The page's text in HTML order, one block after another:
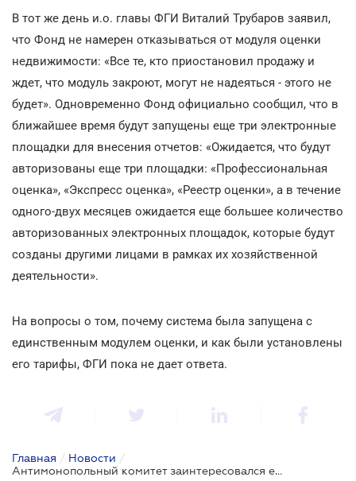
В тот же день и.о. главы ФГИ Виталий Трубаров заявил,
что Фонд не намерен отказываться от модуля оценки
недвижимости: «Все те, кто приостановил продажу и
ждет, что модуль закроют, могут не надеяться - этого не
будет». Одновременно Фонд официально сообщил, что в
ближайшее время будут запущены еще три электронные
площадки для внесения отчетов: «Ожидается, что будут
авторизованы еще три площадки: «Профессиональная
оценка», «Экспресс оценка», «Реестр оценки», а в течение
одного-двух месяцев ожидается еще большее количество
авторизованных электронных площадок, которые будут
созданы другими лицами в рамках их хозяйственной
деятельности».
На вопросы о том, почему система была запущена с
единственным модулем оценки, и как были установлены
его тарифы, ФГИ пока не дает ответа.
Главная / Новости /
Антимонопольный комитет заинтересовался единой базой отчетов оценки